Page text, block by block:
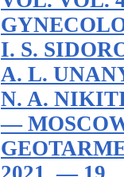
I. S.
A. L.
N. A.
—